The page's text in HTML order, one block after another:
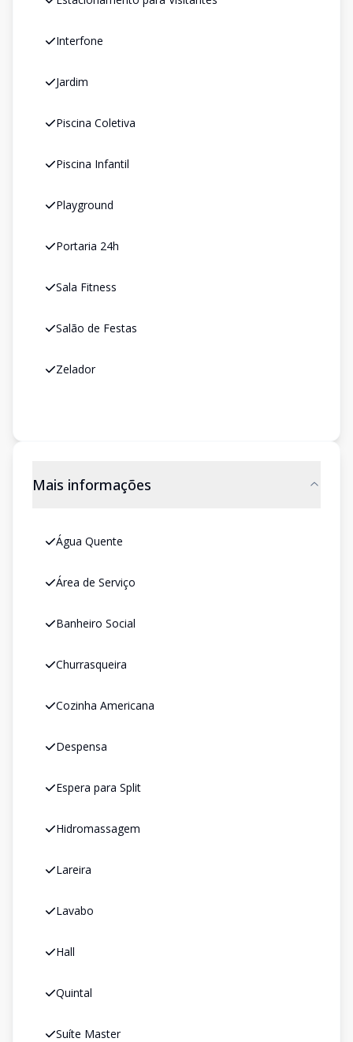
Interfone
Jardim
Piscina Coletiva
Piscina Infantil
Playground
Portaria 24h
Sala Fitness
Salão de Festas
Zelador
Mais informações
Água Quente
Área de Serviço
Banheiro Social
Churrasqueira
Cozinha Americana
Despensa
Espera para Split
Hidromassagem
Lareira
Lavabo
Hall
Quintal
Suíte Master